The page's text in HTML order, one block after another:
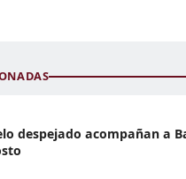
despejado acompañan a